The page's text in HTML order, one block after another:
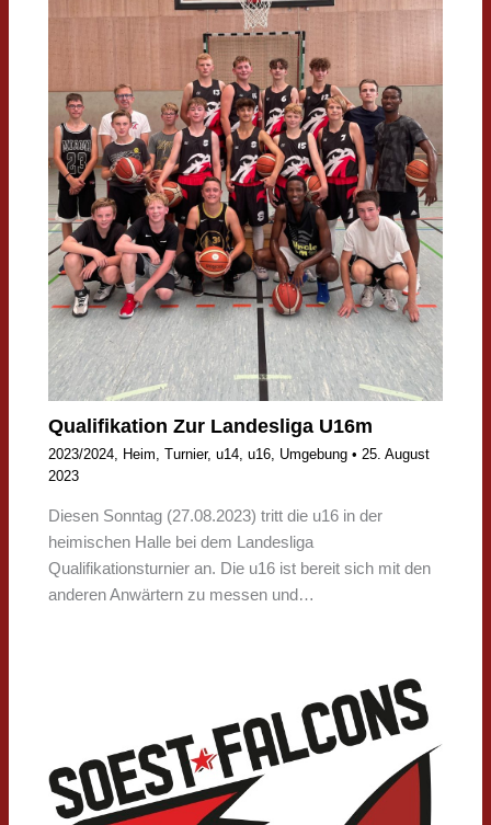
Qualifikation Zur Landesliga U16m
2023/2024 Heim ,Turnier,u14 ,u16 Umgebung • 25. August
2023
Diesen Sonntag (27.08.2023) tritt die u16 in der
heimischen Halle bei dem Landesliga
Qualifikationsturnier an. Die u16 ist bereit sich mit den
anderen Anwärtern zu messen und…